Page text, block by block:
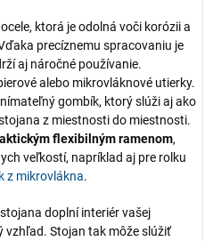
ktorá je odolná voči korózii a
precíznemu spracovaniu je
aj náročné používanie.
alebo mikrovláknové utierky.
gombík, ktorý slúži aj ako
z miestnosti do miestnosti.
flexibilným ramenom,
veľkostí, napríklad aj pre rolku
z mikrovlákna.
stojana doplní interiér vašej
vzhľad. Stojan tak môže slúžiť